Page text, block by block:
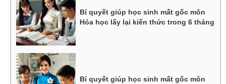
Bí quyết giúp học sinh mất gốc môn
Hóa học lấy lại kiến thức trong 6 tháng
Bí quyết giúp học sinh mất gốc môn